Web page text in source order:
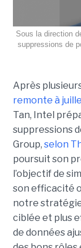
Sous la direction
suppressions de
Après
remonte à
Tan, Intel
suppressions
Group, selon
poursuit son
l’objectif de
son efficacité
notre
ciblée et plus
de données